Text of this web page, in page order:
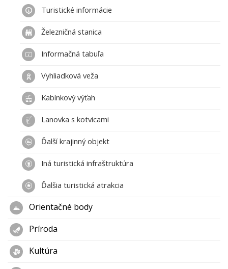
Turistické informácie
Železničná stanica
Informačná tabuľa
Vyhliadková veža
Kabínkový výťah
Lanovka s kotvicami
Ďalší krajinný objekt
Iná turistická infraštruktúra
Ďalšia turistická atrakcia
Orientačné body
Príroda
Kultúra